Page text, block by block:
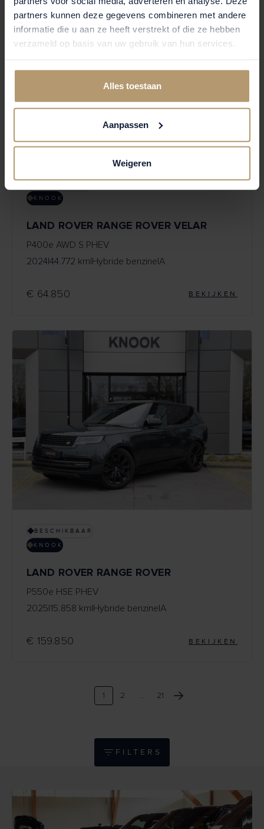
partners kunnen deze gegevens combineren met andere
informatie die u aan ze heeft verstrekt of die ze hebben
verzameld op basis van uw gebruik van hun services.
Alles toestaan
Aanpassen
Weigeren
KNOOK
LAND ROVER RANGE ROVER VELAR
P400e AWD S PHEV
2024|44.772 km|Hybride benzine|A
€ 64.850 BEKIJKEN
BESCHIKBAAR
KNOOK
LAND ROVER RANGE ROVER
P550e HSE PHEV
2025 15.858 km Hybride benzine A
€ 159.850 BEKIJKEN
1 2 ... 21
FILTERS